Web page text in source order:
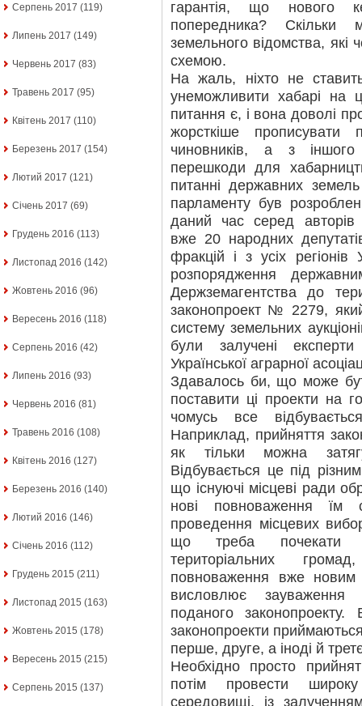
Серпень 2017 (119)
Липень 2017 (149)
Червень 2017 (83)
Травень 2017 (95)
Квітень 2017 (110)
Березень 2017 (154)
Лютий 2017 (121)
Січень 2017 (69)
Грудень 2016 (113)
Листопад 2016 (142)
Жовтень 2016 (96)
Вересень 2016 (118)
Серпень 2016 (42)
Липень 2016 (93)
Червень 2016 (81)
Травень 2016 (108)
Квітень 2016 (127)
Березень 2016 (140)
Лютий 2016 (146)
Січень 2016 (112)
Грудень 2015 (211)
Листопад 2015 (163)
Жовтень 2015 (178)
Вересень 2015 (215)
Серпень 2015 (137)
гарантія, що нового
попередника? Скільки
земельного відомства, які
схемою.
На жаль, ніхто не
унеможливити хабарі на
питання є, і вона доволі
жорсткіше прописувати
чиновників, а з
перешкоди для
питанні державних
парламенту був
даний час серед авторів
вже 20 народних
фракцій і з усіх
розпорядження
Держземагентства до
законопроект № 2279,
систему земельних
були залучені
Української аграрної
Здавалось би, що може
поставити ці проекти на
чомусь все
Наприклад, прийняття
як тільки можна
Відбувається це під
що існуючі місцеві ради
нові повноваження їм
проведення місцевих
що треба почекати
територіальних
повноваження вже новим
висловлює зауваження
поданого
законопроекти
перше, друге, а іноді й
Необхідно просто
потім провести
середовищі, із